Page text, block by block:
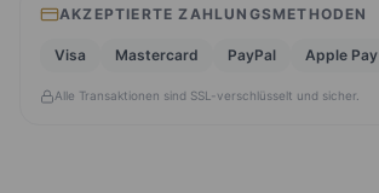
AKZEPTIERTE ZAHLUNGSMETHODEN
Visa Mastercard PayPal Apple Pay
Alle Transaktionen sind SSL-verschlüsselt und sicher.